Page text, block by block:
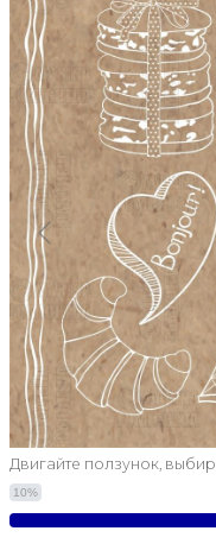
Двигайте ползунок,
10%